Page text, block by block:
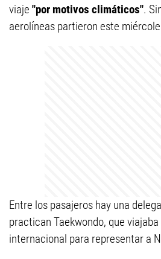
viaje "por motivos climáticos".
aerolíneas partieron este
Entre los pasajeros hay una
practican Taekwondo, que
internacional para representar a